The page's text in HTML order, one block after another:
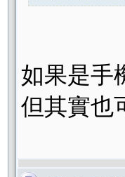
如果是手
但其實也